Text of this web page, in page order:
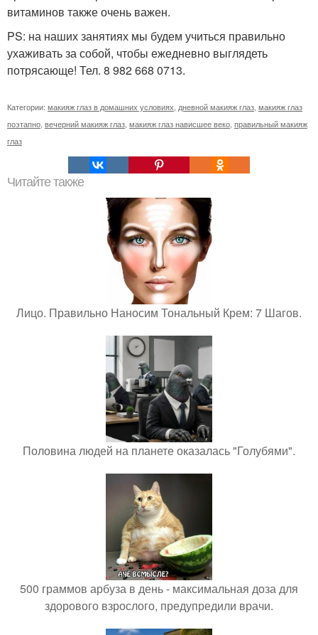
витаминов также очень важен.
PS: на наших занятиях мы будем учиться правильно
ухаживать за собой, чтобы ежедневно выглядеть
потрясающе! Тел. 8 982 668 0713.
Категории: макияж глаз в домашних условиях дневной макияж глаз макияж глаз
поэтапно вечерний макияж глаз макияж глаз нависшее веко правильный макияж
глаз
Читайте также
Лицо. Правильно Наносим Тональный Крем: 7 Шагов.
Половина людей на планете оказалась "Голубями".
500 граммов арбуза в день - максимальная доза для
здорового взрослого, предупредили врачи.